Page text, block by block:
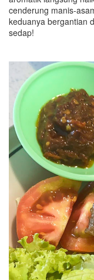
cenderung manis-
keduanya bergantian
sedap!